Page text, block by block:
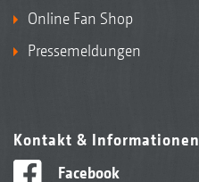
Online Fan Shop
Pressemeldungen
Kontakt & Informationen
Facebook